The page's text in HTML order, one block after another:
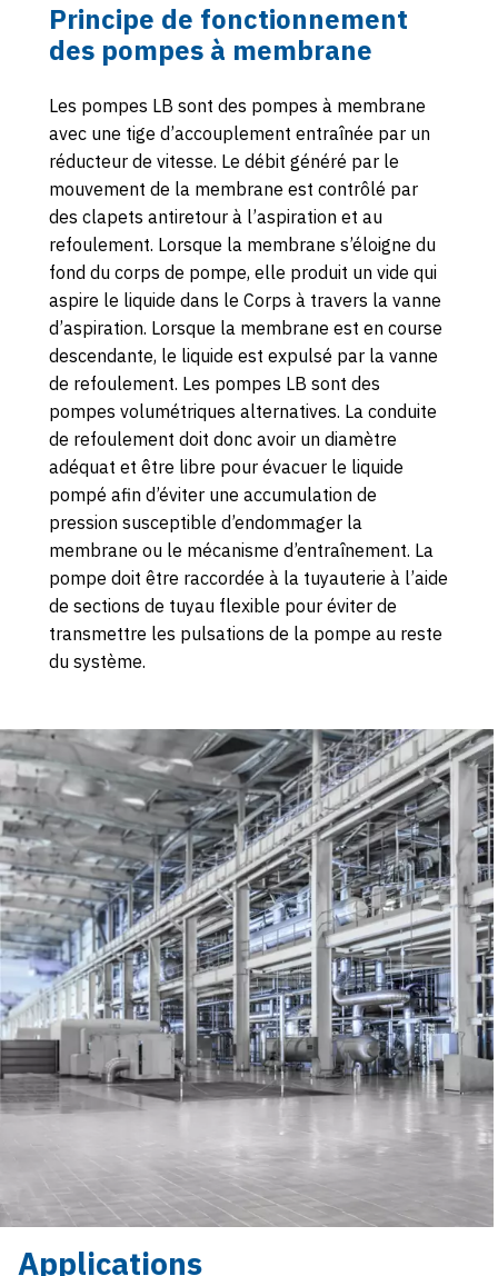
Principe de fonctionnement
des pompes à membrane
Les pompes LB sont des pompes à membrane
avec une tige d’accouplement entraînée par un
réducteur de vitesse. Le débit généré par le
mouvement de la membrane est contrôlé par
des clapets antiretour à l’aspiration et au
refoulement. Lorsque la membrane s’éloigne du
fond du corps de pompe, elle produit un vide qui
aspire le liquide dans le Corps à travers la vanne
d’aspiration. Lorsque la membrane est en course
descendante, le liquide est expulsé par la vanne
de refoulement. Les pompes LB sont des
pompes volumétriques alternatives. La conduite
de refoulement doit donc avoir un diamètre
adéquat et être libre pour évacuer le liquide
pompé afin d’éviter une accumulation de
pression susceptible d’endommager la
membrane ou le mécanisme d’entraînement. La
pompe doit être raccordée à la tuyauterie à l’aide
de sections de tuyau flexible pour éviter de
transmettre les pulsations de la pompe au reste
du système.
Applications